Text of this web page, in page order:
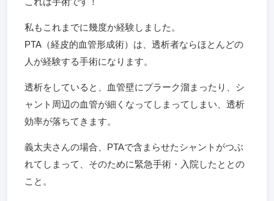
私もこれまでに幾度か経験しました。
PTA（経皮的血管形成術）は、透析者ならほとんどの
人が経験する手術になります。
透析をしていると、血管壁にプラーク溜まったり、シ
ャント周辺の血管が細くなってしまってしまい、透析
効率が落ちてきます。
義太夫さんの場合、PTAで含まらせたシャントがつぶ
れてしまって、そのために緊急手術・入院したととの
こと。